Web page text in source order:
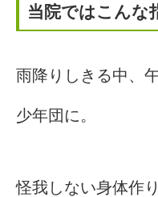
当院ではこんな
雨降りしきる中、
少年団に。
怪我しない身体作